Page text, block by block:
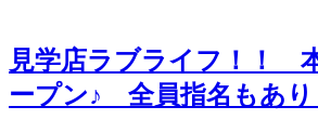
見学店ラブライフ！！
ープン♪ 全員指名もあり